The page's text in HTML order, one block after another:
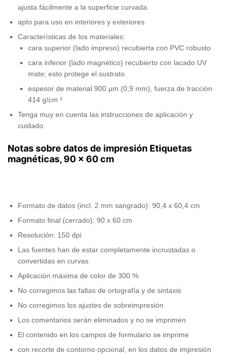
ajusta fácilmente a la superficie curvada.
apto para uso en interiores y exteriores
Características de los materiales:
cara superior (lado impreso) recubierta con PVC robusto
cara inferior (lado magnético) recubierto con lacado UV
mate; esto protege el sustrato
espesor de material 900 µm (0,9 mm), fuerza de tracción
414 g/cm ²
Tenga muy en cuenta las instrucciones de aplicación y
cuidado.
Notas sobre datos de impresión Etiquetas
magnéticas, 90 x 60 cm
Formato de datos (incl. 2 mm sangrado): 90,4 x 60,4 cm
Formato final (cerrado): 90 x 60 cm
Resolución: 150 dpi
Las fuentes han de estar completamente incrustadas o
convertidas en curvas
Aplicación máxima de color de 300 %
No corregimos las faltas de ortografía y de sintaxis
No corregimos los ajustes de sobreimpresión
Los comentarios serán eliminados y no se imprimen
El contenido en los campos de formulario se imprime
con recorte de contorno opcional, en los datos de impresión